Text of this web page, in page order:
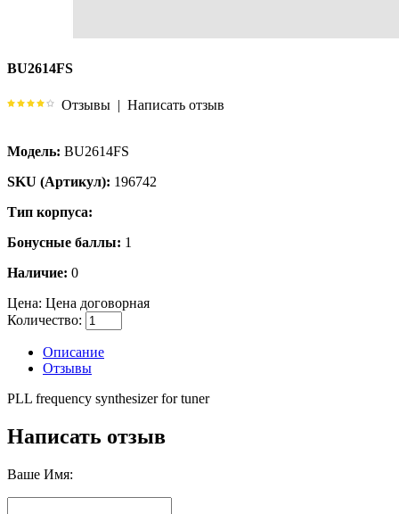
BU2614FS
Отзывы | Написать отзыв
Модель: BU2614FS
SKU (Артикул): 196742
Тип корпуса:
Бонусные баллы: 1
Наличие: 0
Цена: Цена договорная
Количество:
Описание
Отзывы
PLL frequency synthesizer for tuner
Написать отзыв
Ваше Имя: